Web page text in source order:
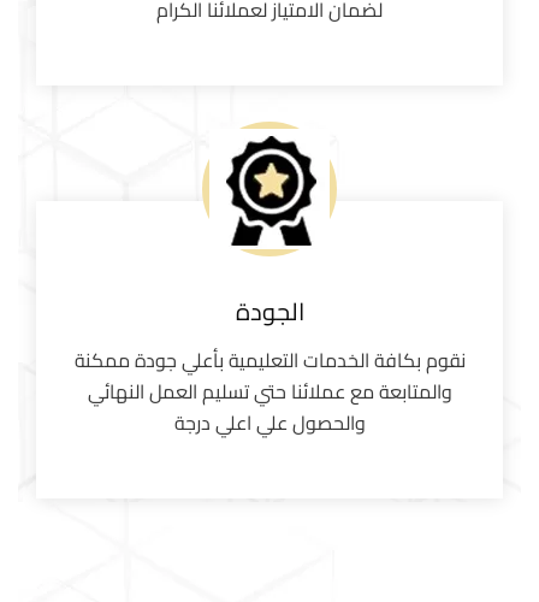
لضمان الامتياز لعملائنا الكرام
الجودة
نقوم بكافة الخدمات التعليمية بأعلي جودة ممكنة
والمتابعة مع عملائنا حتي تسليم العمل النهائي
والحصول علي اعلي درجة